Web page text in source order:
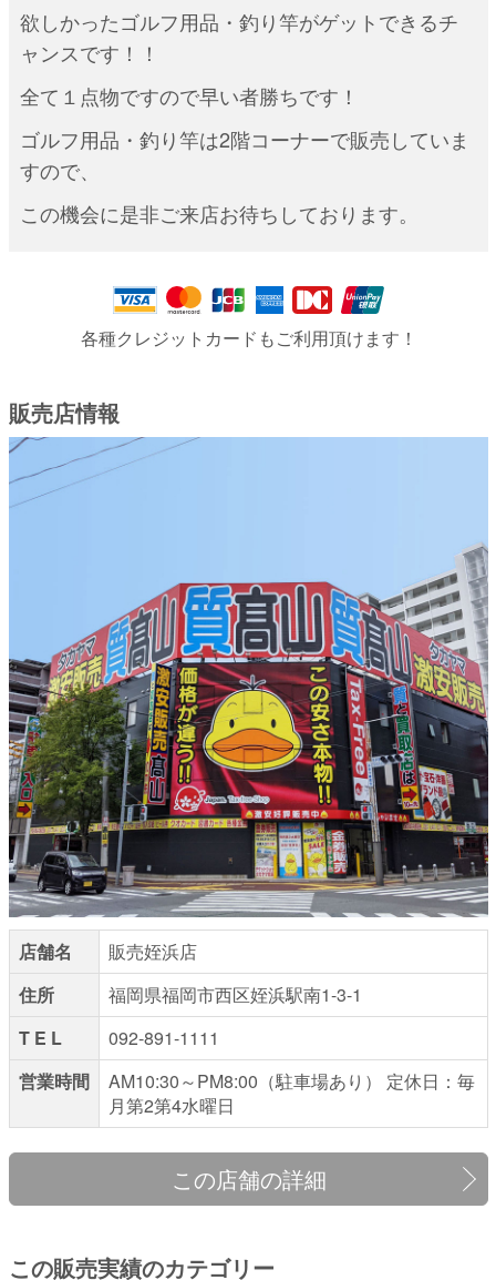
欲しかったゴルフ用品・釣り竿がゲットできるチ
ャンスです！！
全て１点物ですので早い者勝ちです！
ゴルフ用品・釣り竿は2階コーナーで販売していま
すので、
この機会に是非ご来店お待ちしております。
各種クレジットカードもご利用頂けます！
販売店情報
店舗名
販売姪浜店
住所
福岡県福岡市西区姪浜駅南1-3-1
T E L
092-891-1111
営業時間
AM10:30～PM8:00（駐車場あり） 定休日：毎
月第2第4水曜日
この店舗の詳細
この販売実績のカテゴリー